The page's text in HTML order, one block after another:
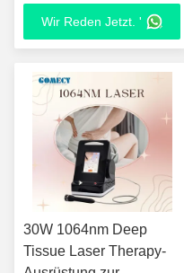
1064nm
Rehabilitationsausrüstung
für Sportmedizin
Wir Reden Jetzt. '
30W 1064nm Deep
Tissue Laser Therapy-